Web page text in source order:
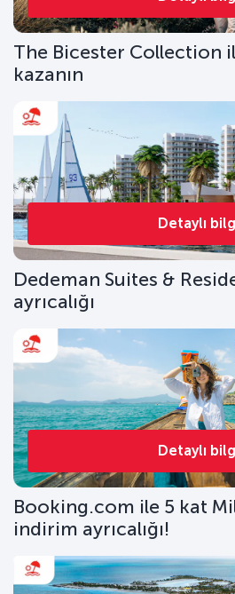
The Bicester Collection
kazanın
Detaylı
Dedeman Suites &
ayrıcalığı
Detaylı
Booking.com ile 5 kat
indirim ayrıcalığı!